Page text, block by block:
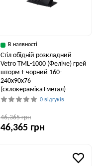
В наявності
Стіл обідній розкладний
Vetro ТМL-1000 (Феліче) грей
шторм + чорний 160-
240x90x76
(склокераміка+метал)
0 відгуків
46,365 грн
46,365 грн